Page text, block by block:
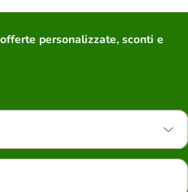
personalizzate, sconti e